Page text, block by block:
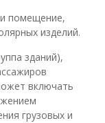
помещение,
изделий.
зданий),
включать
грузовых и